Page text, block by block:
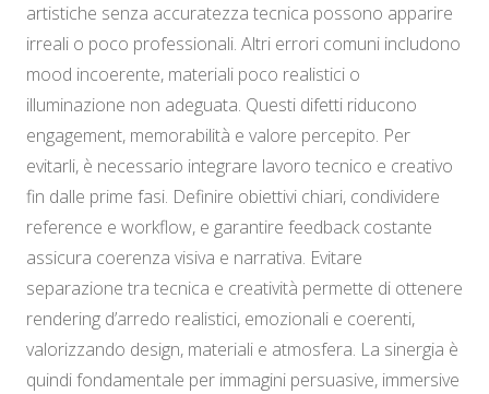
artistiche senza accuratezza tecnica possono apparire
irreali o poco professionali. Altri errori comuni includono
mood incoerente, materiali poco realistici o
illuminazione non adeguata. Questi difetti riducono
engagement, memorabilità e valore percepito. Per
evitarli, è necessario integrare lavoro tecnico e creativo
fin dalle prime fasi. Definire obiettivi chiari, condividere
reference e workflow, e garantire feedback costante
assicura coerenza visiva e narrativa. Evitare
separazione tra tecnica e creatività permette di ottenere
rendering d’arredo realistici, emozionali e coerenti,
valorizzando design, materiali e atmosfera. La sinergia è
quindi fondamentale per immagini persuasive, immersive